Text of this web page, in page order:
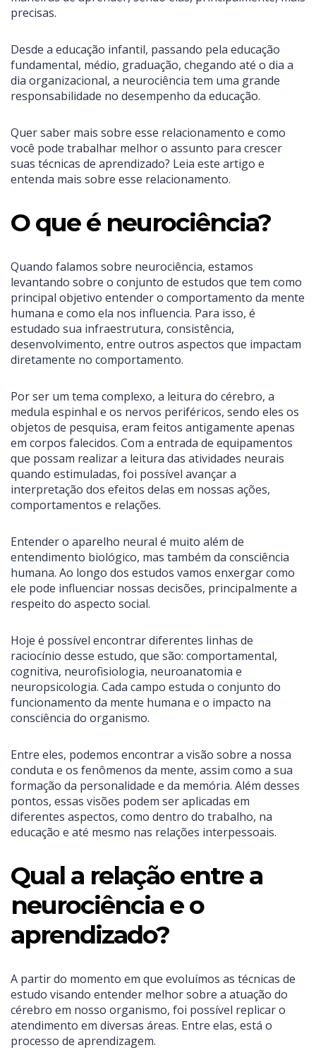
precisas.
Desde a educação infantil, passando pela educação
fundamental, médio, graduação, chegando até o dia a
dia organizacional, a neurociência tem uma grande
responsabilidade no desempenho da educação.
Quer saber mais sobre esse relacionamento e como
você pode trabalhar melhor o assunto para crescer
suas técnicas de aprendizado? Leia este artigo e
entenda mais sobre esse relacionamento.
O que é neurociência?
Quando falamos sobre neurociência, estamos
levantando sobre o conjunto de estudos que tem como
principal objetivo entender o comportamento da mente
humana e como ela nos influencia. Para isso, é
estudado sua infraestrutura, consistência,
desenvolvimento, entre outros aspectos que impactam
diretamente no comportamento.
Por ser um tema complexo, a leitura do cérebro, a
medula espinhal e os nervos periféricos, sendo eles os
objetos de pesquisa, eram feitos antigamente apenas
em corpos falecidos. Com a entrada de equipamentos
que possam realizar a leitura das atividades neurais
quando estimuladas, foi possível avançar a
interpretação dos efeitos delas em nossas ações,
comportamentos e relações.
Entender o aparelho neural é muito além de
entendimento biológico, mas também da consciência
humana. Ao longo dos estudos vamos enxergar como
ele pode influenciar nossas decisões, principalmente a
respeito do aspecto social.
Hoje é possível encontrar diferentes linhas de
raciocínio desse estudo, que são: comportamental,
cognitiva, neurofisiologia, neuroanatomia e
neuropsicologia. Cada campo estuda o conjunto do
funcionamento da mente humana e o impacto na
consciência do organismo.
Entre eles, podemos encontrar a visão sobre a nossa
conduta e os fenômenos da mente, assim como a sua
formação da personalidade e da memória. Além desses
pontos, essas visões podem ser aplicadas em
diferentes aspectos, como dentro do trabalho, na
educação e até mesmo nas relações interpessoais.
Qual a relação entre a
neurociência e o
aprendizado?
A partir do momento em que evoluímos as técnicas de
estudo visando entender melhor sobre a atuação do
cérebro em nosso organismo, foi possível replicar o
atendimento em diversas áreas. Entre elas, está o
processo de aprendizagem.